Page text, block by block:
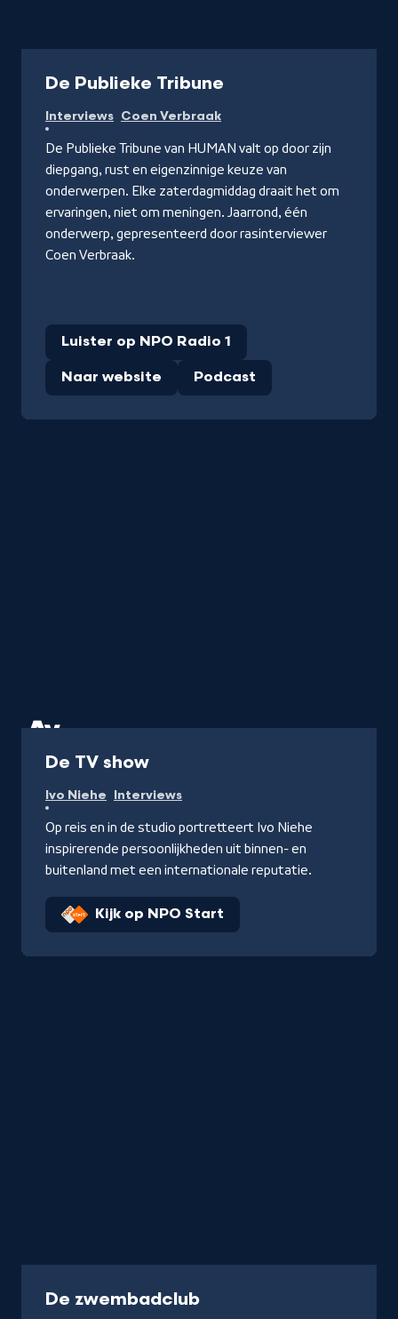
De Publieke Tribune
Interviews Coen Verbraak
De Publieke Tribune van HUMAN valt op door zijn
diepgang, rust en eigenzinnige keuze van
onderwerpen. Elke zaterdagmiddag draait het om
ervaringen, niet om meningen. Jaarrond, één
onderwerp, gepresenteerd door rasinterviewer
Coen Verbraak.
Luister op NPO Radio 1
Naar website Podcast
De TV show
Ivo Niehe Interviews
Op reis en in de studio portretteert Ivo Niehe
inspirerende persoonlijkheden uit binnen- en
buitenland met een internationale reputatie.
Kijk op NPO Start
De zwembadclub